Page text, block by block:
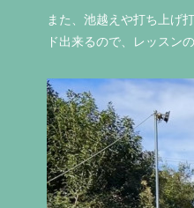
また、池越えや打ち上げ
ド出来るので、レッスン